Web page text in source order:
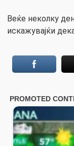
Веќе неколку
искажувајќи